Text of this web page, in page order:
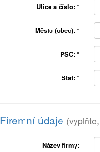
Ulice a číslo: *
Město (obec): *
PSČ: *
Stát: *
Firemní údaje
Název firmy: